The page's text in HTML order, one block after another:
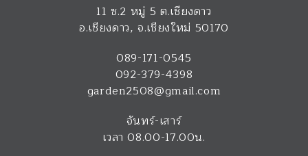
11 ซ.2 หมู่ 5 ต.เชียงดาว
อ.เชียงดาว, จ.เชียงใหม่ 50170
089-171-0545
092-379-4398
garden2508@gmail.com
จันทร์-เสาร์
เวลา 08.00-17.00น.